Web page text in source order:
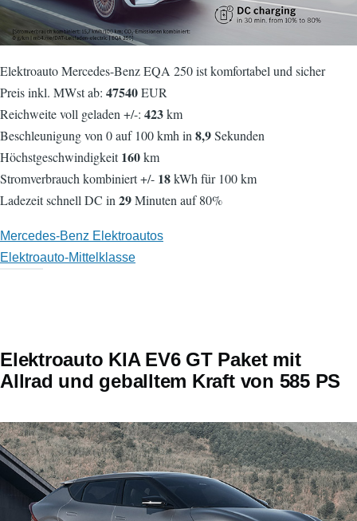
Elektroauto Mercedes-Benz EQA 250 ist komfortabel und sicher
Preis inkl. MWst ab: 47540EUR
Reichweite voll geladen +/-: 423km
Beschleunigung von 0 auf 100 kmh in 8,9Sekunden
Höchstgeschwindigkeit160km
Stromverbrauch kombiniert +/- 18kWh für 100 km
Ladezeit schnell DC in 29Minuten auf 80%
Mercedes-Benz Elektroautos
Elektroauto-Mittelklasse
Elektroauto KIA EV6 GT Paket mit
Allrad und geballtem Kraft von 585 PS